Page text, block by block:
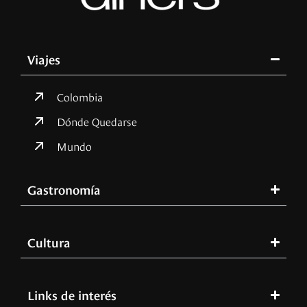
Viajes
Colombia
Dónde Quedarse
Mundo
Gastronomía
Cultura
Links de interés